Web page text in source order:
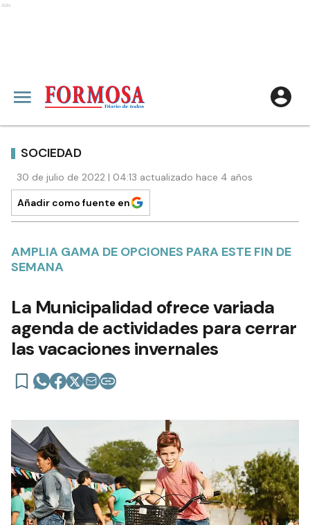
Ads
SOCIEDAD
30 de julio de 2022 | 04:13 actualizado hace 4 años
Añadir como fuente en
AMPLIA GAMA DE OPCIONES PARA ESTE FIN DE
SEMANA
La Municipalidad ofrece variada
agenda de actividades para cerrar
las vacaciones invernales